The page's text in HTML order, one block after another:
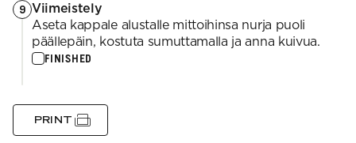
9 Viimeistely
Aseta kappale alustalle mittoihinsa nurja puoli
päällepäin, kostuta sumuttamalla ja anna kuivua.
FINISHED
PRINT